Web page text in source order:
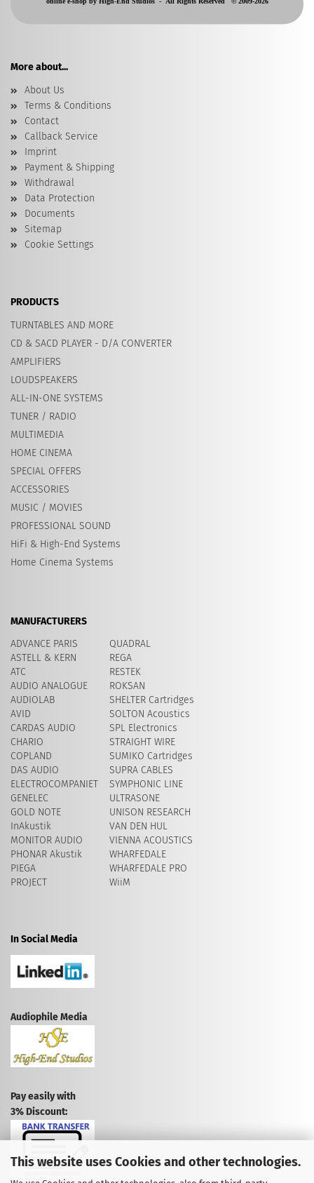
This website uses Cookies and other technologies.
More about...
About Us
Terms & Conditions
Contact
Callback Service
Imprint
Payment & Shipping
Withdrawal
Data Protection
Documents
Sitemap
Cookie Settings
PRODUCTS
TURNTABLES AND MORE
CD & SACD PLAYER - D/A CONVERTER
AMPLIFIERS
LOUDSPEAKERS
ALL-IN-ONE SYSTEMS
TUNER / RADIO
MULTIMEDIA
HOME CINEMA
SPECIAL OFFERS
ACCESSORIES
MUSIC / MOVIES
PROFESSIONAL SOUND
HiFi & High-End Systems
Home Cinema Systems
MANUFACTURERS
ADVANCE PARIS
ASTELL & KERN
ATC
AUDIO ANALOGUE
AUDIOLAB
AVID
CARDAS AUDIO
CHARIO
COPLAND
DAS AUDIO
ELECTROCOMPANIET
GENELEC
GOLD NOTE
InAkustik
MONITOR AUDIO
PHONAR Akustik
PIEGA
PROJECT
QUADRAL
REGA
RESTEK
ROKSAN
SHELTER Cartridges
​SOLTON Acoustics
SPL Electronics
STRAIGHT WIRE
SUMIKO Cartridges
SUPRA CABLES
SYMPHONIC LINE
ULTRASONE
UNISON RESEARCH
VAN DEN HUL
VIENNA ACOUSTICS
WHARFEDALE
WHARFEDALE PRO
WiiM
In Social Media
Audiophile Media
Pay easily with
3% Discount: